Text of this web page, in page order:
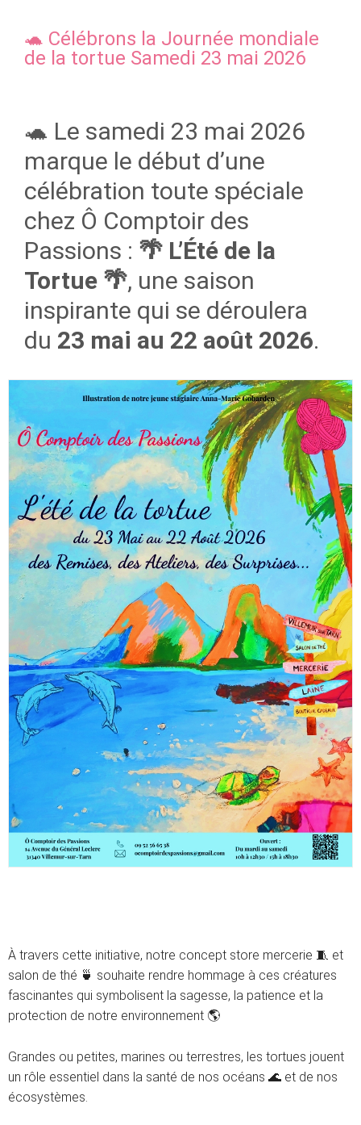
🐢 Célébrons la Journée mondiale
de la tortue Samedi 23 mai 2026
🐢 Le samedi 23 mai 2026
marque le début d’une
célébration toute spéciale
chez Ô Comptoir des
Passions : 🌴 L’Été de la
Tortue 🌴, une saison
inspirante qui se déroulera
du 23 mai au 22 août 2026.
À travers cette initiative, notre concept store mercerie 🧵 et
salon de thé 🍵 souhaite rendre hommage à ces créatures
fascinantes qui symbolisent la sagesse, la patience et la
protection de notre environnement 🌎
Grandes ou petites, marines ou terrestres, les tortues jouent
un rôle essentiel dans la santé de nos océans 🌊 et de nos
écosystèmes.